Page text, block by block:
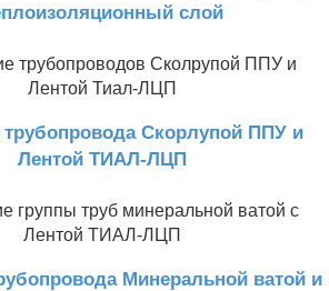
слой
трубопровода Скорлупой ППУ и
Лентой ТИАЛ-ЛЦП
Минеральной ватой и